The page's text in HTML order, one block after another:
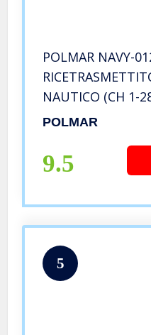
POLMAR NAVY-
NAUTICO (CH 1-
POTENZA RF IN
POLMAR
9.5
5